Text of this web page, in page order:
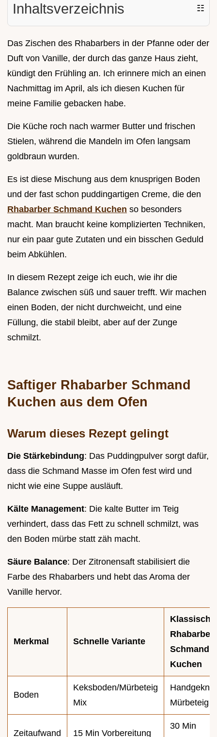
Inhaltsverzeichnis ☷
Das Zischen des Rhabarbers in der Pfanne oder der
Duft von Vanille, der durch das ganze Haus zieht,
kündigt den Frühling an. Ich erinnere mich an einen
Nachmittag im April, als ich diesen Kuchen für
meine Familie gebacken habe.
Die Küche roch nach warmer Butter und frischen
Stielen, während die Mandeln im Ofen langsam
goldbraun wurden.
Es ist diese Mischung aus dem knusprigen Boden
und der fast schon puddingartigen Creme, die den
Rhabarber Schmand Kuchen so besonders
macht. Man braucht keine komplizierten Techniken,
nur ein paar gute Zutaten und ein bisschen Geduld
beim Abkühlen.
In diesem Rezept zeige ich euch, wie ihr die
Balance zwischen süß und sauer trefft. Wir machen
einen Boden, der nicht durchweicht, und eine
Füllung, die stabil bleibt, aber auf der Zunge
schmilzt.
Saftiger Rhabarber Schmand
Kuchen aus dem Ofen
Warum dieses Rezept gelingt
Die Stärkebindung: Das Puddingpulver sorgt dafür,
dass die Schmand Masse im Ofen fest wird und
nicht wie eine Suppe ausläuft.
Kälte Management: Die kalte Butter im Teig
verhindert, dass das Fett zu schnell schmilzt, was
den Boden mürbe statt zäh macht.
Säure Balance: Der Zitronensaft stabilisiert die
Farbe des Rhabarbers und hebt das Aroma der
Vanille hervor.
Merkmal Schnelle Variante
Rhabarber
Schmand
Kuchen
Boden
Keksboden/Mürbeteig
Mix
Mürbeteig
Zeitaufwand 15 Min Vorbereitung
30 Min